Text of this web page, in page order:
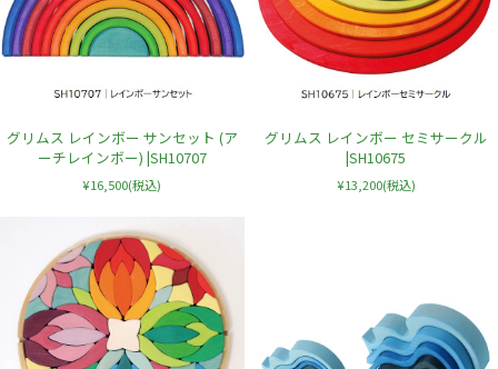
グリムス レインボー サンセット (ア
ーチレインボー) |SH10707
¥16,500(税込)
グリムス レインボー セミサークル
|SH10675
¥13,200(税込)